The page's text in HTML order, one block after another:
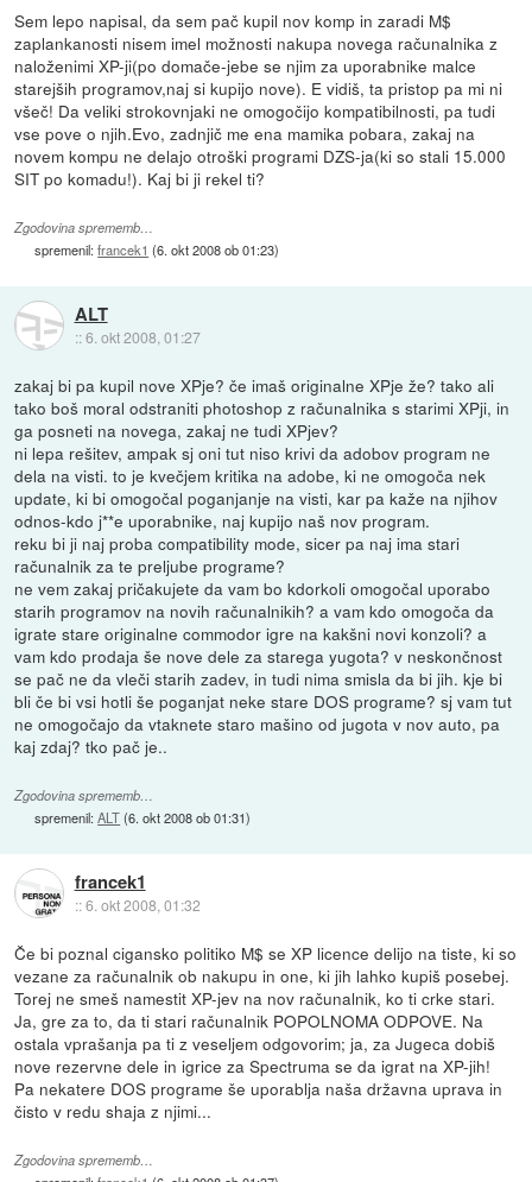
Sem lepo napisal, da sem pač kupil nov komp in zaradi M$
zaplankanosti nisem imel možnosti nakupa novega računalnika z
naloženimi XP-ji(po domače-jebe se njim za uporabnike malce
starejših programov,naj si kupijo nove). E vidiš, ta pristop pa mi ni
všeč! Da veliki strokovnjaki ne omogočijo kompatibilnosti, pa tudi
vse pove o njih.Evo, zadnjič me ena mamika pobara, zakaj na
novem kompu ne delajo otroški programi DZS-ja(ki so stali 15.000
SIT po komadu!). Kaj bi ji rekel ti?
Zgodovina sprememb…
spremenil:francek1 (6. okt 2008 ob 01:23)
ALT
::6. okt 2008, 01:27
zakaj bi pa kupil nove XPje? če imaš originalne XPje že? tako ali
tako boš moral odstraniti photoshop z računalnika s starimi XPji, in
ga posneti na novega, zakaj ne tudi XPjev?
ni lepa rešitev, ampak sj oni tut niso krivi da adobov program ne
dela na visti. to je kvečjem kritika na adobe, ki ne omogoča nek
update, ki bi omogočal poganjanje na visti, kar pa kaže na njihov
odnos-kdo j**e uporabnike, naj kupijo naš nov program.
reku bi ji naj proba compatibility mode, sicer pa naj ima stari
računalnik za te preljube programe?
ne vem zakaj pričakujete da vam bo kdorkoli omogočal uporabo
starih programov na novih računalnikih? a vam kdo omogoča da
igrate stare originalne commodor igre na kakšni novi konzoli? a
vam kdo prodaja še nove dele za starega yugota? v neskončnost
se pač ne da vleči starih zadev, in tudi nima smisla da bi jih. kje bi
bli če bi vsi hotli še poganjat neke stare DOS programe? sj vam tut
ne omogočajo da vtaknete staro mašino od jugota v nov auto, pa
kaj zdaj? tko pač je..
Zgodovina sprememb…
spremenil:ALT(6. okt 2008 ob 01:31)
francek1
::6. okt 2008, 01:32
Če bi poznal cigansko politiko M$ se XP licence delijo na tiste, ki so
vezane za računalnik ob nakupu in one, ki jih lahko kupiš posebej.
Torej ne smeš namestit XP-jev na nov računalnik, ko ti crke stari.
Ja, gre za to, da ti stari računalnik POPOLNOMA ODPOVE. Na
ostala vprašanja pa ti z veseljem odgovorim; ja, za Jugeca dobiš
nove rezervne dele in igrice za Spectruma se da igrat na XP-jih!
Pa nekatere DOS programe še uporablja naša državna uprava in
čisto v redu shaja z njimi...
Zgodovina sprememb…